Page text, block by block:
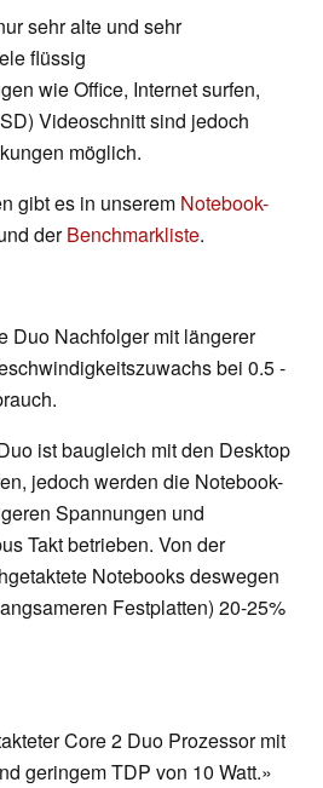
sehr alte und sehr
flüssig
wie Office, Internet surfen,
Videoschnitt sind jedoch
möglich.
gibt es in unserem Notebook-
derBenchmarkliste.
Duo Nachfolger mit längerer
bei 0.5 -
ist baugleich mit den Desktop
jedoch werden die Notebook-
Spannungen und
Takt betrieben. Von der
Notebooks deswegen
Festplatten) 20-25%
Core 2 Duo Prozessor mit
geringem TDP von 10 Watt.»